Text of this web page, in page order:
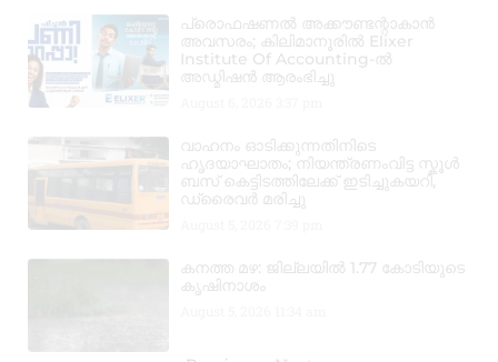
പ്രൊഫഷണൽ അക്കൗണ്ടന്റാകാൻ
അവസരം; കിലിമാനൂരിൽ Elixer
Institute Of Accounting-ൽ
അഡ്മിഷൻ ആരംഭിച്ചു
വാഹനം ഓടിക്കുന്നതിനിടെ
ഹൃദയാഘാതം; നിയന്ത്രണംവിട്ട സ്കൂൾ
ബസ് കെട്ടിടത്തിലേക്ക് ഇടിച്ചുകയറി,
ഡ്രൈവർ മരിച്ചു
കനത്ത മഴ: ജില്ലയിൽ 1.77 കോടിയുടെ
കൃഷിനാശം